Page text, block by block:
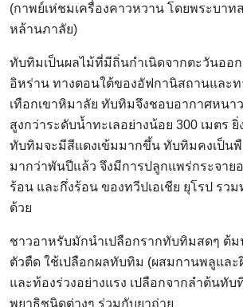
(กาพย์เห่ชมเครื่องคาวหวาน โดยพระบาท
หล้านภาลัย)
ทับทิมเป็นผลไม้ที่มีถิ่นกำเนิดจากตะวันออ
อิหร่าน ทางตอนใต้ของอัฟกานิสถานและท
เทือกเขาหิมาลัย ทับทิมจึงชอบอากาศหนา
สูงกว่าระดับน้ำทะเลอย่างน้อย 300 เมตร
ทับทิมจะมีสีแดงเข้มมากขึ้น ทับทิมคงเป็น
มากว่าพันปีแล้ว จึงมีการปลูกแพร่กระจาย
ร้อน และกึ่งร้อน ของทวีปเอเชีย ยุโรป รว
ด้วย
ชาวอาหรับมักนำเปลือกรากทับทิมสดๆ ต้
ตัวตืด ใช้เปลือกผลทับทิม (ผสมกานพลูแล
และท้องร่วงอย่างแรง เปลือกจากลำต้นทั
พยาธิชนิดต่างๆ ร่วมกับยาถ่าย